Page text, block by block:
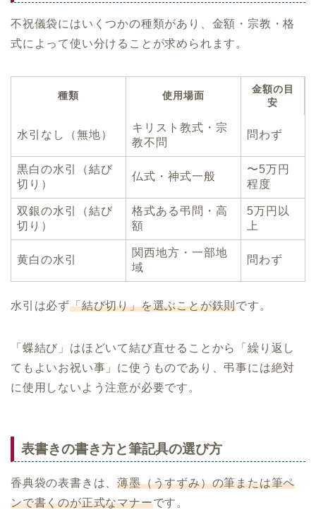
不祝儀袋にはいくつかの種類があり、金額・宗教・格
式によって使い分けることが求められます。
種類 使用場面
金額の目
安
水引なし（無地）
キリスト教式・宗
教不問
問わず
黒白の水引（結び
切り）
仏式・神式一般
〜5万円
程度
双銀の水引（結び
切り）
格式ある弔問・高
額
5万円以
上
黄白の水引
関西地方・一部地
域
問わず
水引は必ず「結び切り」を選ぶことが鉄則です。
「蝶結び」はほどいて結び直せることから「繰り返し
てもよいお祝い事」に使うものであり、弔事には絶対
に使用しないよう注意が必要です。
表書きの書き方と筆記具の選び方
香典袋の表書きは、薄墨（うすずみ）の筆または筆ペ
ンで書くのが正式なマナーです。